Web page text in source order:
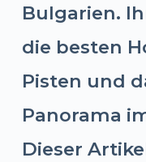
Bulgarien.
die besten
Pisten und
Panorama
Dieser